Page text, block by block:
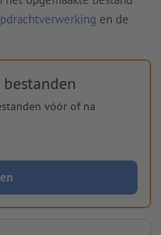
en de
vóór of na